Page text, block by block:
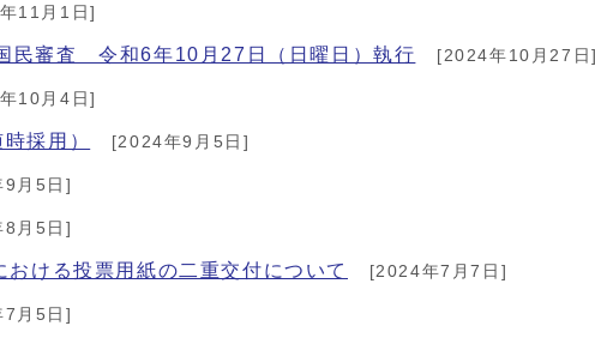
11月1日]
民審査 令和6年10月27日（日曜日）執行 [2024年10月27日]
10月4日]
採用） [2024年9月5日]
月5日]
月5日]
ける投票用紙の二重交付について [2024年7月7日]
月5日]